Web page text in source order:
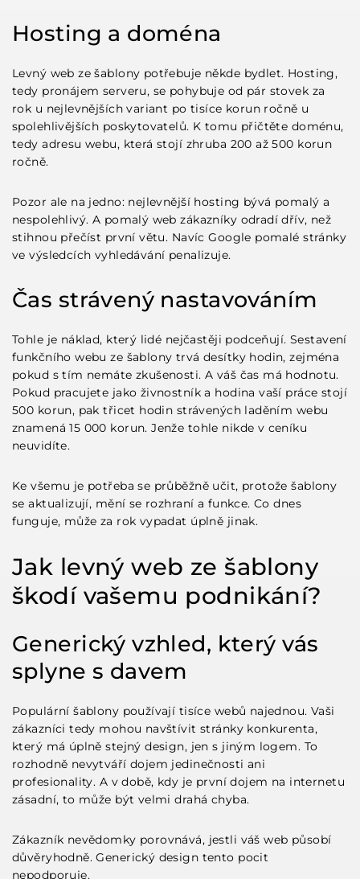
Hosting a doména
Levný web ze šablony potřebuje někde bydlet. Hosting,
tedy pronájem serveru, se pohybuje od pár stovek za
rok u nejlevnějších variant po tisíce korun ročně u
spolehlivějších poskytovatelů. K tomu přičtěte doménu,
tedy adresu webu, která stojí zhruba 200 až 500 korun
ročně.
Pozor ale na jedno: nejlevnější hosting bývá pomalý a
nespolehlivý. A pomalý web zákazníky odradí dřív, než
stihnou přečíst první větu. Navíc Google pomalé stránky
ve výsledcích vyhledávání penalizuje.
Čas strávený nastavováním
Tohle je náklad, který lidé nejčastěji podceňují. Sestavení
funkčního webu ze šablony trvá desítky hodin, zejména
pokud s tím nemáte zkušenosti. A váš čas má hodnotu.
Pokud pracujete jako živnostník a hodina vaší práce stojí
500 korun, pak třicet hodin strávených laděním webu
znamená 15 000 korun. Jenže tohle nikde v ceníku
neuvidíte.
Ke všemu je potřeba se průběžně učit, protože šablony
se aktualizují, mění se rozhraní a funkce. Co dnes
funguje, může za rok vypadat úplně jinak.
Jak levný web ze šablony
škodí vašemu podnikání?
Generický vzhled, který vás
splyne s davem
Populární šablony používají tisíce webů najednou. Vaši
zákazníci tedy mohou navštívit stránky konkurenta,
který má úplně stejný design, jen s jiným logem. To
rozhodně nevytváří dojem jedinečnosti ani
profesionality. A v době, kdy je první dojem na internetu
zásadní, to může být velmi drahá chyba.
Zákazník nevědomky porovnává, jestli váš web působí
důvěryhodně. Generický design tento pocit
nepodporuje.